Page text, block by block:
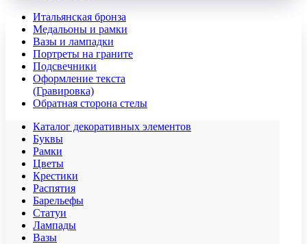
Итальянская бронза
Медальоны и рамки
Вазы и лампадки
Портреты на граните
Подсвечники
Оформление текста
(Гравировка)
Обратная сторона стелы
Каталог декоративных элементов
Буквы
Рамки
Цветы
Крестики
Распятия
Барельефы
Статуи
Лампады
Вазы